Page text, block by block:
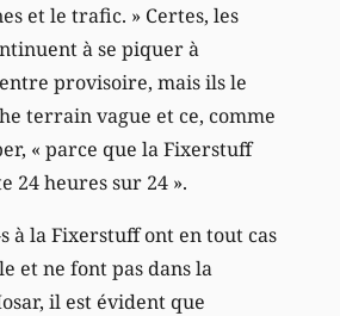
et le trafic. » Certes, les
à se piquer à
provisoire, mais ils le
terrain vague et ce, comme
« parce que la Fixerstuff
24 heures sur 24 ».
à la Fixerstuff ont en tout cas
et ne font pas dans la
il est évident que